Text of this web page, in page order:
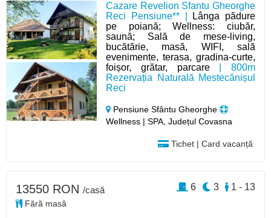
Cazare Revelion Sfantu Gheorghe
Reci Pensiune** |
Lânga pădure
pe poiană; Wellness: ciubăr,
saună; Sală de mese-living,
bucătărie, masă, WIFI, sală
evenimente, terasa, gradina-curte,
foișor, grătar, parcare| 800m
Rezervația Naturală Mestecănișul
Reci
Pensiune Sfântu Gheorghe
Wellness | SPA, Județul Covasna
Tichet | Card vacanță
13550 RON /casă
Fără masă
1 - 13
3
6